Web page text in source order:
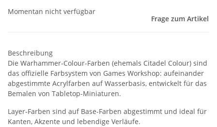
Momentan nicht verfügbar
Frage zum Artikel
Beschreibung
Die Warhammer-Colour-Farben (ehemals Citadel Colour) sind
das offizielle Farbsystem von Games Workshop: aufeinander
abgestimmte Acrylfarben auf Wasserbasis, entwickelt für das
Bemalen von Tabletop-Miniaturen.
Layer-Farben sind auf Base-Farben abgestimmt und ideal für
Kanten, Akzente und lebendige Verläufe.